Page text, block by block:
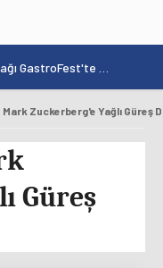
Mark Zuckerberg'e Yağlı Güreş
Güreş